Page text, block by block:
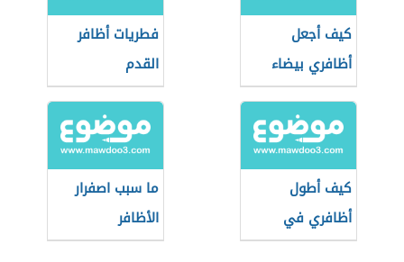
كيف أجعل
أظافري بيضاء
فطريات أظافر
القدم
كيف أطول
أظافري في
يومين
ما سبب اصفرار
الأظافر